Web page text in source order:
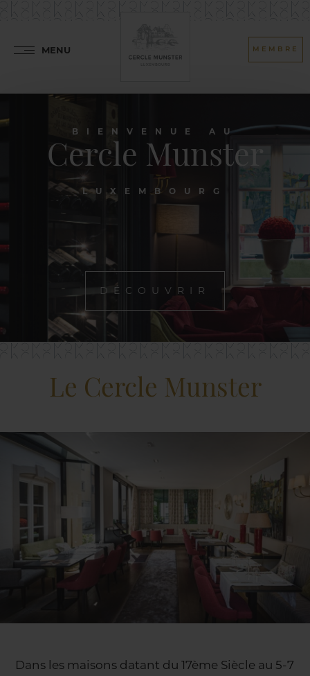
MENU MEMBRE
BIENVENUE AU
Cercle Munster
LUXEMBOURG
DÉCOUVRIR
Le Cercle Munster
Dans les maisons datant du 17ème Siècle au 5-7